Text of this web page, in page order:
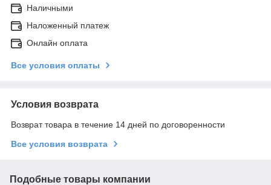
Наличными
Наложенный платеж
Онлайн оплата
Все условия оплаты
Условия возврата
Возврат товара в течение 14 дней по договоренности
Все условия возврата
Подобные товары компании